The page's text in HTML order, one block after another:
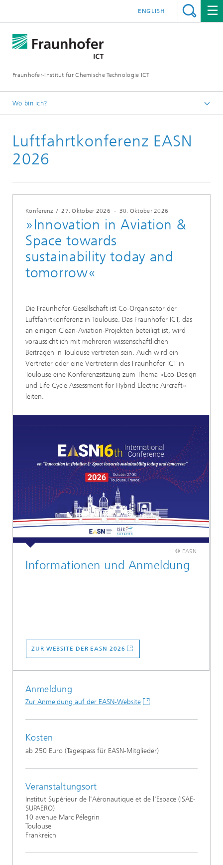
Fraunhofer-Institut für Chemische Technologie ICT
ENGLISH
Wo bin ich?
Messen & Konferenzen
Luftfahrtkonferenz EASN
2026
Konferenz /27. Oktober 2026 - 30. Oktober 2026
»Innovation in Aviation &
Space towards
sustainability today and
tomorrow«
Die Fraunhofer-Gesellschaft ist Co-Organisator der
Luftfahrtkonferenz in Toulouse. Das Fraunhofer ICT, das
an einigen Clean-Aviation-Projekten beteiligt ist, wird
voraussichtlich mit mehreren wissenschaftlichen
Beiträgen in Toulouse vertreten sein. Auch wird ein
Vertreter oder eine Vertreterin des Fraunhofer ICT in
Toulouse eine Konferenzsitzung zum Thema »Eco-Design
und Life Cycle Assessment for Hybrid Electric Aircraft«
leiten.
© EASN
Informationen und Anmeldung
ZUR WEBSITE DER EASN 2026
Anmeldung
Zur Anmeldung auf der EASN-Website
Kosten
ab 250 Euro (Tagespass für EASN-Mitglieder)
Veranstaltungsort
Institut Supérieur de l'Aéronautique et de l'Espace (ISAE-
SUPAERO)
10 avenue Marc Pélegrin
Toulouse
Frankreich